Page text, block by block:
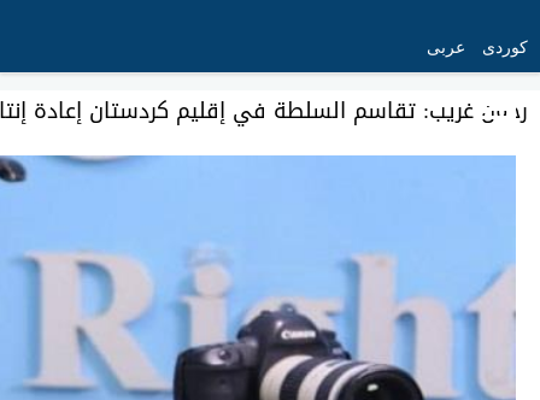
کوردی عربی
رحمن غريب: تقاسم السلطة في إقليم كردستان إعادة